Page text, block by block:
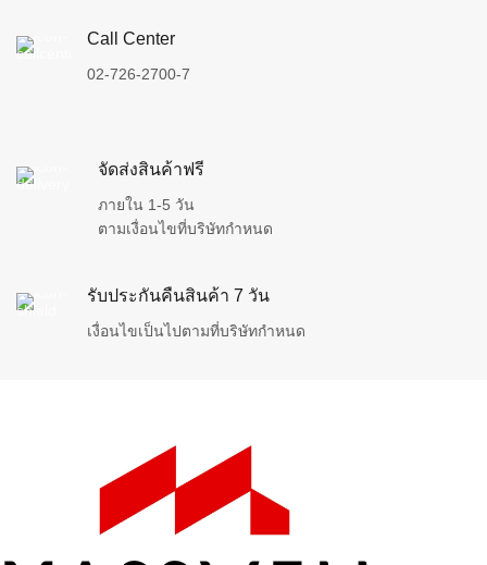
Call Center
02-726-2700-7
จัดส่งสินค้าฟรี
ภายใน 1-5 วัน
ตามเงื่อนไขที่บริษัทกำหนด
รับประกันคืนสินค้า 7 วัน
เงื่อนไขเป็นไปตามที่บริษัทกำหนด